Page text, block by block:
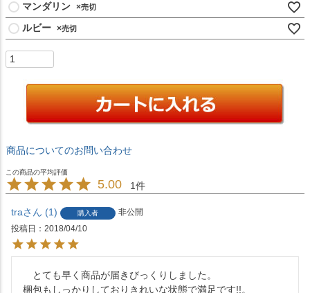
マンダリン ×
ルビー ×
商品についてのお問い合わせ
5.00 1
tra 1 購入者
非公開
投稿日
2018/04/10
とても早く商品が届きびっくりしました。
梱包もしっかりしておりきれいな状態で満足です!!。